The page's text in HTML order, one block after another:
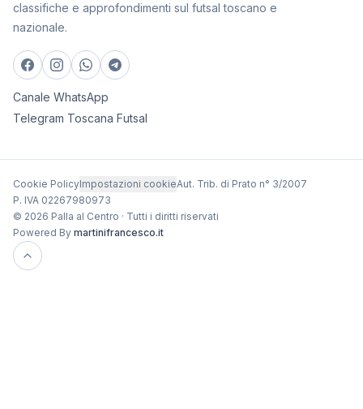
classifiche e approfondimenti sul futsal toscano e
nazionale.
Canale WhatsApp
Telegram Toscana Futsal
Cookie PolicyImpostazioni cookieAut. Trib. di Prato n° 3/2007
P. IVA 02267980973
© 2026 Palla al Centro · Tutti i diritti riservati
Powered By martinifrancesco.it